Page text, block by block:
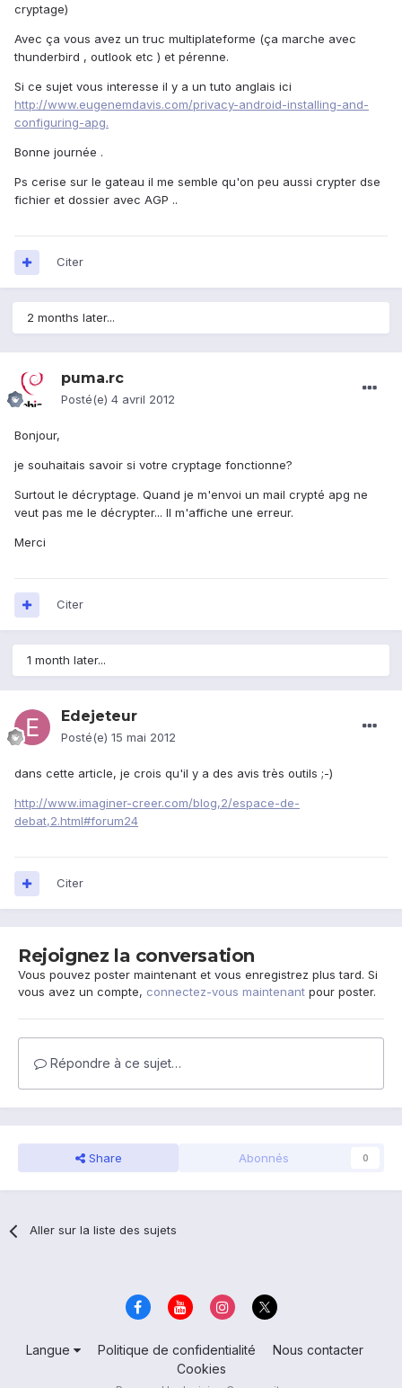
cryptage)
Avec ça vous avez un truc multiplateforme (ça marche avec
thunderbird , outlook etc ) et pérenne.
Si ce sujet vous interesse il y a un tuto anglais ici
http://www.eugenemdavis.com/privacy-android-installing-and-
configuring-apg.
Bonne journée .
Ps cerise sur le gateau il me semble qu'on peu aussi crypter dse
fichier et dossier avec AGP ..
Citer
2 months later...
puma.rc
Posté(e) 4 avril 2012
Bonjour,
je souhaitais savoir si votre cryptage fonctionne?
Surtout le décryptage. Quand je m'envoi un mail crypté apg ne
veut pas me le décrypter... Il m'affiche une erreur.
Merci
Citer
1 month later...
Edejeteur
Posté(e) 15 mai 2012
dans cette article, je crois qu'il y a des avis très outils ;-)
http://www.imaginer-creer.com/blog,2/espace-de-
debat,2.html#forum24
Citer
Rejoignez la conversation
Vous pouvez poster maintenant et vous enregistrez plus tard. Si
vous avez un compte, connectez-vous maintenant pour poster.
Répondre à ce sujet…
Share Abonnés 0
Aller sur la liste des sujets
Langue Politique de confidentialité
Nous contacter
Cookies